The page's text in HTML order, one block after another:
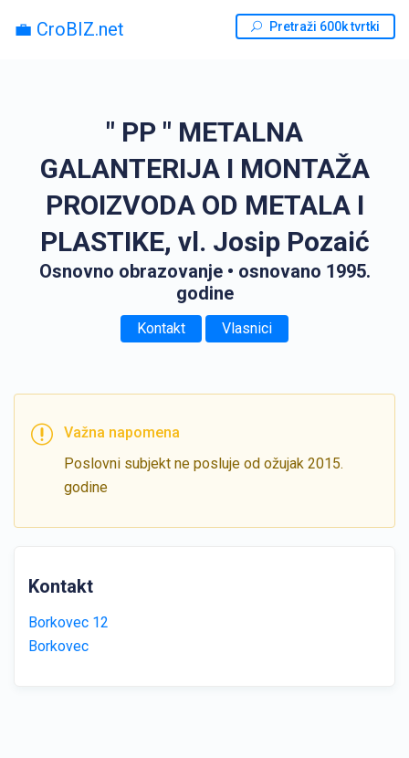
💼 CroBIZ.net Pretraži 600k tvrtki
" PP " METALNA
GALANTERIJA I MONTAŽA
PROIZVODA OD METALA I
PLASTIKE, vl. Josip Pozaić
Osnovno obrazovanje • osnovano 1995.
godine
Kontakt Vlasnici
Važna napomena
Poslovni subjekt ne posluje od ožujak 2015.
godine
Kontakt
Borkovec 12
Borkovec